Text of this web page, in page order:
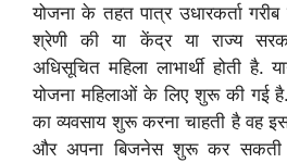
योजना के तहत पात्र उधारकर्ता
श्रेणी की या केंद्र या राज्य
अधिसूचित महिला लाभार्थी होती है.
योजना महिलाओं के लिए शुरू की गई
का व्यवसाय शुरू करना चाहती है वह
और अपना बिजनेस शुरू कर सकती